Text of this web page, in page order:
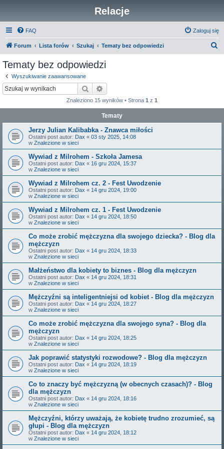
Relacje
FAQ Zaloguj się
Forum Lista forów Szukaj Tematy bez odpowiedzi
Tematy bez odpowiedzi
Wyszukiwanie zaawansowane
Szukaj
Znaleziono 15 wyników • Strona 1 z 1
Tematy
Jerzy Julian Kalibabka - Znawca miłości
Ostatni post autor: Dax « 03 sty 2025, 14:08
w Znalezione w sieci
Wywiad z Milrohem - Szkoła Jamesa
Ostatni post autor: Dax « 16 gru 2024, 15:37
w Znalezione w sieci
Wywiad z Milrohem cz. 2 - Fest Uwodzenie
Ostatni post autor: Dax « 14 gru 2024, 19:00
w Znalezione w sieci
Wywiad z Milrohem cz. 1 - Fest Uwodzenie
Ostatni post autor: Dax « 14 gru 2024, 18:50
w Znalezione w sieci
Co może zrobić mężczyzna dla swojego dziecka? - Blog dla
mężczyzn
Ostatni post autor: Dax « 14 gru 2024, 18:33
w Znalezione w sieci
Małżeństwo dla kobiety to biznes - Blog dla mężczyzn
Ostatni post autor: Dax « 14 gru 2024, 18:31
w Znalezione w sieci
Mężczyźni są inteligentniejsi od kobiet - Blog dla mężczyzn
Ostatni post autor: Dax « 14 gru 2024, 18:27
w Znalezione w sieci
Co może zrobić mężczyzna dla swojego syna? - Blog dla
mężczyzn
Ostatni post autor: Dax « 14 gru 2024, 18:25
w Znalezione w sieci
Jak poprawić statystyki rozwodowe? - Blog dla mężczyzn
Ostatni post autor: Dax « 14 gru 2024, 18:19
w Znalezione w sieci
Co to znaczy być mężczyzną (w obecnych czasach)? - Blog
dla mężczyzn
Ostatni post autor: Dax « 14 gru 2024, 18:16
w Znalezione w sieci
Mężczyźni, którzy uważają, że kobietę trudno zrozumieć, są
głupi - Blog dla mężczyzn
Ostatni post autor: Dax « 14 gru 2024, 18:12
w Znalezione w sieci